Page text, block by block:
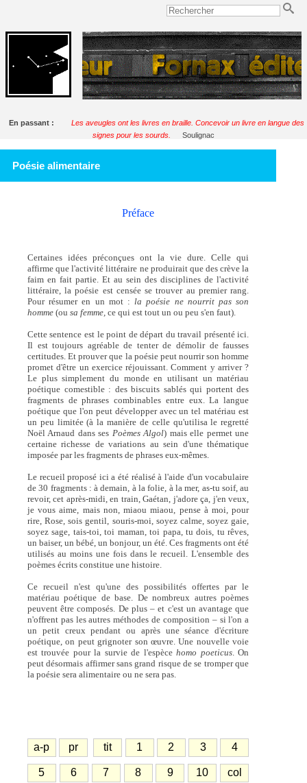
En passant :
Les aveugles ont les livres en braille. Concevoir un livre en langue des
signes pour les sourds.
Soulignac
Poésie alimentaire
Préface
Certaines idées préconçues ont la vie dure. Celle qui
affirme que l'activité littéraire ne produirait que des crève la
faim en fait partie. Et au sein des disciplines de l'activité
littéraire, la poésie est censée se trouver au premier rang.
Pour résumer en un mot : la poésie ne nourrit pas son
homme(ou sa femme, ce qui est tout un ou peu s'en faut).
Cette sentence est le point de départ du travail présenté ici.
Il est toujours agréable de tenter de démolir de fausses
certitudes. Et prouver que la poésie peut nourrir son homme
promet d'être un exercice réjouissant. Comment y arriver ?
Le plus simplement du monde en utilisant un matériau
poétique comestible : des biscuits sablés qui portent des
fragments de phrases combinables entre eux. La langue
poétique que l'on peut développer avec un tel matériau est
un peu limitée (à la manière de celle qu'utilisa le regretté
Noël Arnaud dans ses Poèmes Algol) mais elle permet une
certaine richesse de variations au sein d'une thématique
imposée par les fragments de phrases eux-mêmes.
Le recueil proposé ici a été réalisé à l'aide d'un vocabulaire
de 30 fragments : à demain, à la folie, à la mer, as-tu soif, au
revoir, cet après-midi, en train, Gaétan, j'adore ça, j'en veux,
je vous aime, mais non, miaou miaou, pense à moi, pour
rire, Rose, sois gentil, souris-moi, soyez calme, soyez gaie,
soyez sage, tais-toi, toi maman, toi papa, tu dois, tu rêves,
un baiser, un bébé, un bonjour, un été. Ces fragments ont été
utilisés au moins une fois dans le recueil. L'ensemble des
poèmes écrits constitue une histoire.
Ce recueil n'est qu'une des possibilités offertes par le
matériau poétique de base. De nombreux autres poèmes
peuvent être composés. De plus – et c'est un avantage que
n'offrent pas les autres méthodes de composition – si l'on a
un petit creux pendant ou après une séance d'écriture
poétique, on peut grignoter son œuvre. Une nouvelle voie
est trouvée pour la survie de l'espècehomo poeticus. On
peut désormais affirmer sans grand risque de se tromper que
la poésie sera alimentaire ou ne sera pas.
a-p pr tit 1 2 3 4
5 6 7 8 9 10 col